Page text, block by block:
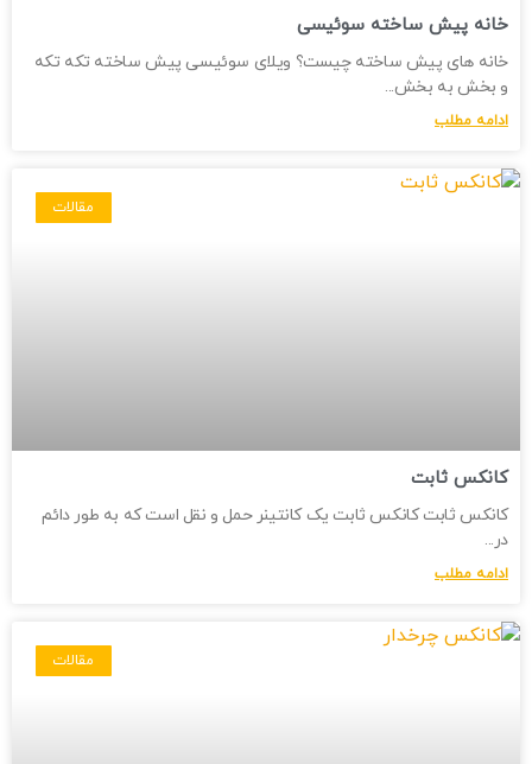
خانه پیش ساخته سوئیسی
خانه های پیش ساخته چیست؟ ویلای سوئیسی پیش ساخته تکه تکه
و بخش به بخش
ادامه مطلب
مقالات
کانکس ثابت
کانکس ثابت کانکس ثابت یک کانتینر حمل و نقل است که به طور دائم
در
ادامه مطلب
مقالات